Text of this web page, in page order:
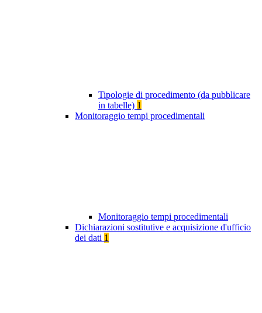
Tipologie di procedimento (da pubblicare
in tabelle) 1
Monitoraggio tempi procedimentali
Monitoraggio tempi procedimentali
Dichiarazioni sostitutive e acquisizione d'ufficio
dei dati 1